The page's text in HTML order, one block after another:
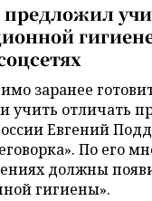
заранее
учить отличать
Евгений
По его
должны
гигиены».